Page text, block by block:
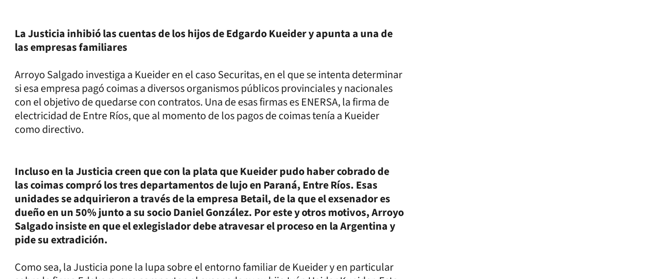
La Justicia inhibió las cuentas de los hijos de Edgardo Kueider y apunta a una de
las empresas familiares
Arroyo Salgado investiga a Kueider en el caso Securitas, en el que se intenta determinar
si esa empresa pagó coimas a diversos organismos públicos provinciales y nacionales
con el objetivo de quedarse con contratos. Una de esas firmas es ENERSA, la firma de
electricidad de Entre Ríos, que al momento de los pagos de coimas tenía a Kueider
como directivo.
Incluso en la Justicia creen que con la plata que Kueider pudo haber cobrado de
las coimas compró los tres departamentos de lujo en Paraná, Entre Ríos. Esas
unidades se adquirieron a través de la empresa Betail, de la que el exsenador es
dueño en un 50% junto a su socio Daniel González. Por este y otros motivos, Arroyo
Salgado insiste en que el exlegislador debe atravesar el proceso en la Argentina y
pide su extradición.
Como sea, la Justicia pone la lupa sobre el entorno familiar de Kueider y en particular